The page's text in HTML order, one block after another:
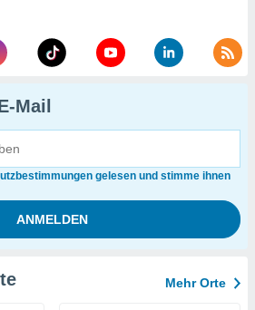
Mail
gelesen und stimme ihnen
Mehr Orte